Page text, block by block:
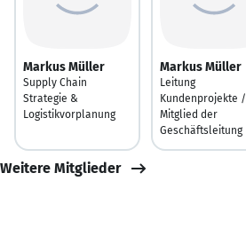
Markus Müller
Supply Chain
Strategie &
Logistikvorplanung
Markus Müller
Leitung
Kundenprojekte /
Mitglied der
Geschäftsleitung
Weitere Mitglieder